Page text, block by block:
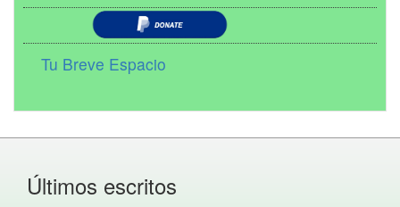
Tu Breve Espacio
Últimos escritos